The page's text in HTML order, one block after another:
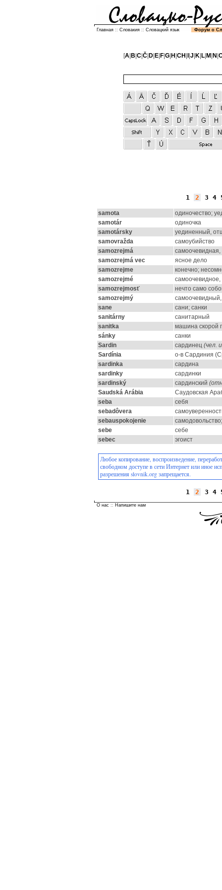
Главная :: Словакия :: Словацкий язык Форум о
[A| B C| Č| D| E| F| G| H CH J K| L| M N
1 2 3 4
samota
одиночество;
samotár
одиночка
samotársky
уединенный,
samovražda
самоубийство
samozrejmá
samozrejmá vec
ясное дело
samozrejme
конечно;
samozrejmé
samozrejmosť
нечто само
samozrejmý
sane
сани; санки
sanitárny
санитарный
sanitka
машина скорой
sánky
санки
Sardin
сардинец (чел.
Sardínia
о-в Сардиния
sardinka
сардина
sardinky
сардинки
sardinský
сардинский
Saudská Arábia
Cаудовская
seba
себя
sebadôvera
sebauspokojenie
sebe
себе
sebec
эгоист
Любое копирование, воспроизведение,
свободном доступе в сети Интернет или иное
разрешения slovnik.org запрещается.
1 2 3 4
О нас :: Напишите нам